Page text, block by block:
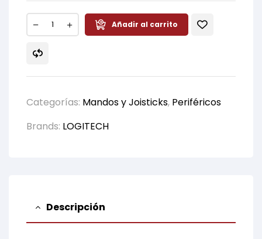
Añadir al carrito
Categorías: Mandos y Joisticks, Periféricos
Brands: LOGITECH
Descripción